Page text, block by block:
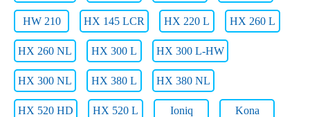
HW 210 HX 145 LCR HX 220 L HX 260 L
HX 260 NL HX 300 L HX 300 L-HW
HX 300 NL HX 380 L HX 380 NL
HX 520 HD HX 520 L Ioniq Kona